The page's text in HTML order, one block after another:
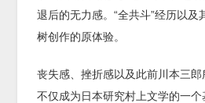
退后的无力感。“全共斗”经历以及
树创作的原体验。
丧失感、挫折感以及此前川本三郎
不仅成为日本研究村上文学的一